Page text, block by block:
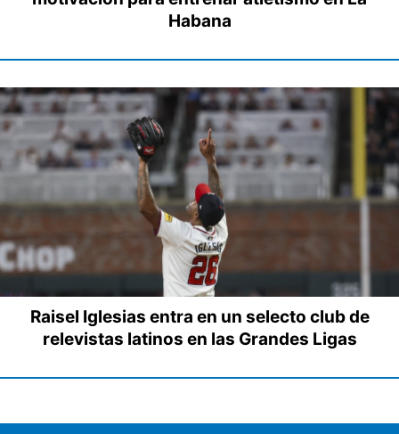
Habana
Raisel Iglesias entra en un selecto club de
relevistas latinos en las Grandes Ligas